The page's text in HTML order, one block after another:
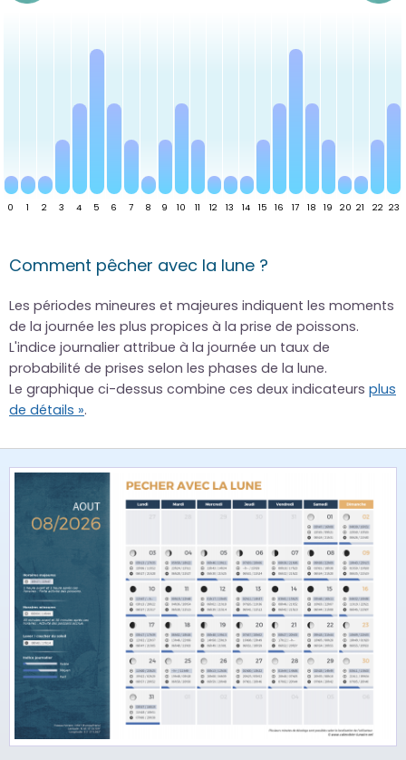
Comment pêcher avec la lune ?
Les périodes mineures et majeures indiquent les moments
de la journée les plus propices à la prise de poissons.
L'indice journalier attribue à la journée un taux de
probabilité de prises selon les phases de la lune.
Le graphique ci-dessus combine ces deux indicateurs plus
de détails ».